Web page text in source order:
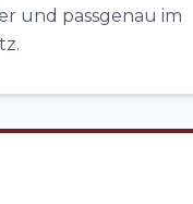
und passgenau im